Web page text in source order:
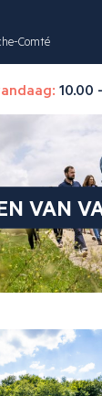
Comté
10.00
VAN